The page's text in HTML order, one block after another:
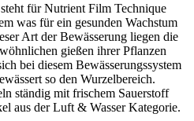
für Nutrient Film Technique
was für ein gesunden Wachstum
Art der Bewässerung liegen die
gießen ihrer Pflanzen
bei diesem Bewässerungssystem
so den Wurzelbereich.
ständig mit frischem Sauerstoff
aus der Luft & Wasser Kategorie.